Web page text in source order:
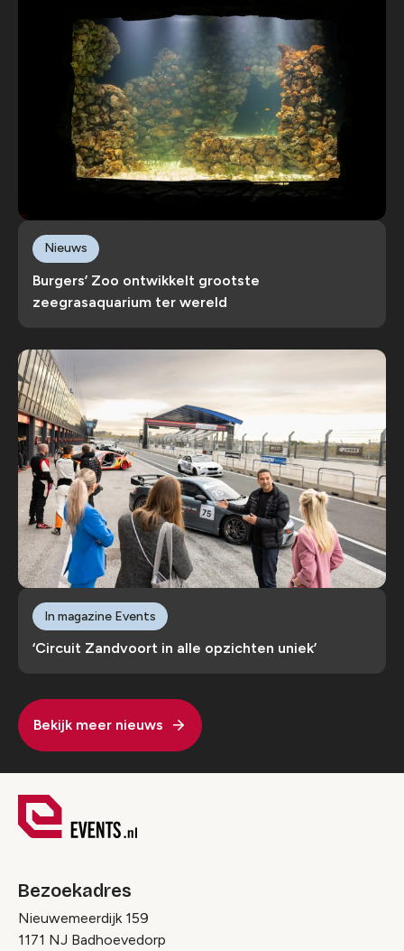
Burgers’ Zoo ontwikkelt grootste
zeegrasaquarium ter wereld
Nieuws
‘Circuit Zandvoort in alle opzichten uniek’
In magazine Events
Bekijk meer nieuws
Bezoekadres
Nieuwemeerdijk 159
1171 NJ Badhoevedorp